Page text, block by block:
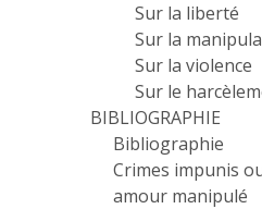
Sur la liberté
Sur la
Sur la violence
Sur le
BIBLIOGRAPHIE
Bibliographie
Crimes impunis
amour manipulé